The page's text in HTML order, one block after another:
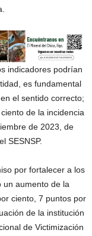
indicadores podrían
es fundamental
el sentido correcto;
de la incidencia
de 2023, de
SESNSP.
por fortalecer a los
un aumento de la
ciento, 7 puntos por
de la institución
de Victimización